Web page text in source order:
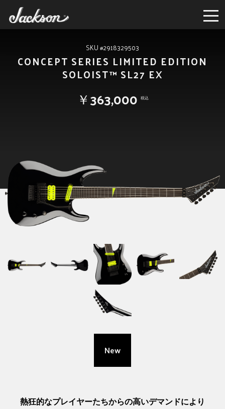
SKU #2918329503
CONCEPT SERIES LIMITED EDITION
SOLOIST™ SL27 EX
￥363,000 税込
New
熱狂的なプレイヤーたちからの高いデマンドにより